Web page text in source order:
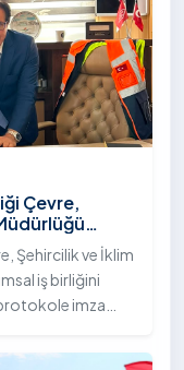
Çevre,
Şehircilik ve İklim
iş birliğini
imza